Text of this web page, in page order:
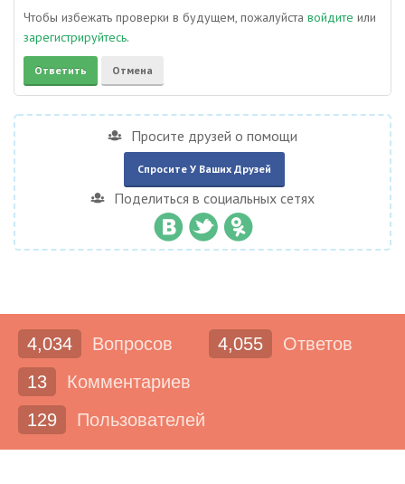
Чтобы избежать проверки в будущем, пожалуйста войдите или
зарегистрируйтесь.
Просите друзей о помощи
Спросите У Ваших Друзей
Поделиться в социальных сетях
4,034 Вопросов 4,055
Ответов
13
Комментариев
129
Пользователей